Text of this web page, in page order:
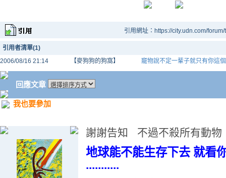
引用網址：https://city.udn.com/
引用者清單(1)
2006/08/16 21:14
【麥狗狗的狗窩】 竉物說不定一輩子就只有你這
回應文章
我也要參加
謝謝告知 不過不殺所有動
地球能不能生存下去 就看
...........